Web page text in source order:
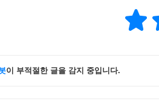
니우스의 일곱째 원칙 166
이 부적절한 글을 감지 중입니다.